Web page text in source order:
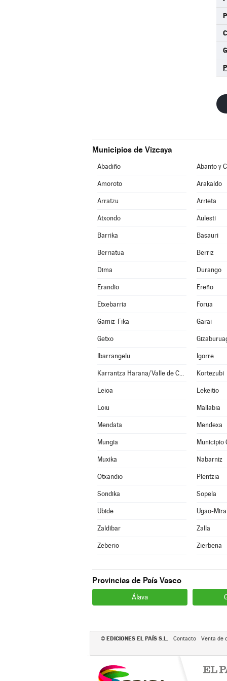
Municipios de Vizcaya
Abadiño
Amoroto Arakaldo
Arratzu Arrieta
Atxondo Aulesti
Barrika Basauri
Berriatua Berriz
Dima Durango
Erandio Ereño
Etxebarria Forua
Gamiz-Fika Garai
Getxo
Ibarrangelu Igorre
Karrantza Harana/Valle de Carranza Kortezubi
Leioa Lekeitio
Loiu Mallabia
Mendata Mendexa
Mungia Municipio
Muxika Nabarniz
Otxandio Plentzia
Sondika Sopela
Ubide Ugao-
Zaldibar Zalla
Zeberio Zierbena
Provincias de País Vasco
Álava
© EDICIONES EL PAÍS S.L. Contacto Venta de